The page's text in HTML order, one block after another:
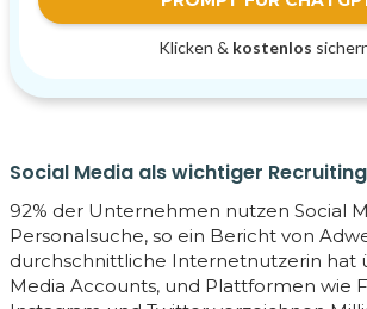
Klicken & kostenlos
Social Media als wichtiger
92% der Unternehmen nutzen Social
Personalsuche, so ein Bericht von
durchschnittliche Internetnutzerin hat
Media Accounts, und Plattformen wie